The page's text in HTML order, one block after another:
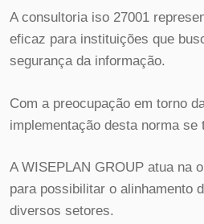
A consultoria iso 27001
eficaz para instituições que
segurança da informação.
Com a preocupação em torno
implementação desta norma se
A WISEPLAN GROUP atua na
para possibilitar o alinhamento
diversos setores.